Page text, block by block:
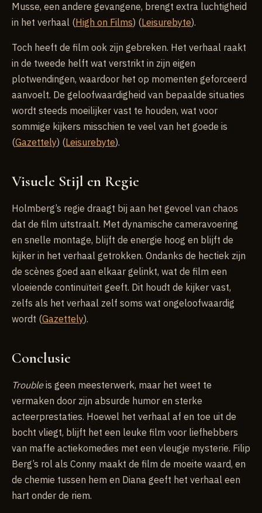
Musse, een andere gevangene, brengt extra luchtigheid
in het verhaal (High on Films) (Leisurebyte).
Toch heeft de film ook zijn gebreken. Het verhaal raakt
in de tweede helft wat verstrikt in zijn eigen
plotwendingen, waardoor het op momenten geforceerd
aanvoelt. De geloofwaardigheid van bepaalde situaties
wordt steeds moeilijker vast te houden, wat voor
sommige kijkers misschien te veel van het goede is
(Gazettely) (Leisurebyte).
Visuele Stijl en Regie
Holmberg’s regie draagt bij aan het gevoel van chaos
dat de film uitstraalt. Met dynamische cameravoering
en snelle montage, blijft de energie hoog en blijft de
kijker in het verhaal getrokken. Ondanks de hectiek zijn
de scènes goed aan elkaar gelinkt, wat de film een
vloeiende continuïteit geeft. Dit houdt de kijker vast,
zelfs als het verhaal zelf soms wat ongeloofwaardig
wordt (Gazettely).
Conclusie
Troubleis geen meesterwerk, maar het weet te
vermaken door zijn absurde humor en sterke
acteerprestaties. Hoewel het verhaal af en toe uit de
bocht vliegt, blijft het een leuke film voor liefhebbers
van maffe actiekomedies met een vleugje mysterie. Filip
Berg’s rol als Conny maakt de film de moeite waard, en
de chemie tussen hem en Diana geeft het verhaal een
hart onder de riem.